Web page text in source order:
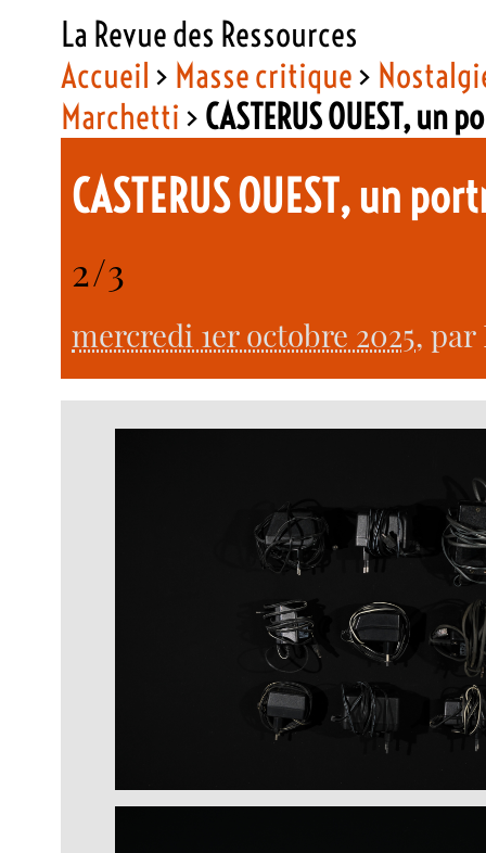
La Revue des Ressources
Accueil > Masse critique>
Marchetti > CASTERUS OUEST,
CASTERUS OUEST, un
2/3
mercredi 1er octobre 2025, par